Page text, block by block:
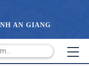
AN GIANG